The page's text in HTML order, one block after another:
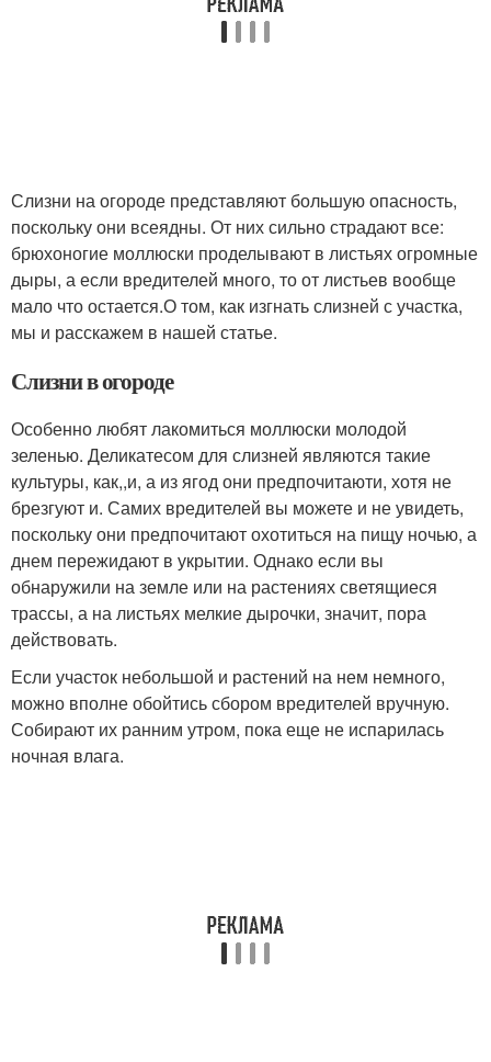
Слизни на огороде представляют большую опасность,
поскольку они всеядны. От них сильно страдают все:
брюхоногие моллюски проделывают в листьях огромные
дыры, а если вредителей много, то от листьев вообще
мало что остается.О том, как изгнать слизней с участка,
мы и расскажем в нашей статье.
Слизни в огороде
Особенно любят лакомиться моллюски молодой
зеленью. Деликатесом для слизней являются такие
культуры, как,,и, а из ягод они предпочитаюти, хотя не
брезгуют и. Самих вредителей вы можете и не увидеть,
поскольку они предпочитают охотиться на пищу ночью, а
днем пережидают в укрытии. Однако если вы
обнаружили на земле или на растениях светящиеся
трассы, а на листьях мелкие дырочки, значит, пора
действовать.
Если участок небольшой и растений на нем немного,
можно вполне обойтись сбором вредителей вручную.
Собирают их ранним утром, пока еще не испарилась
ночная влага.